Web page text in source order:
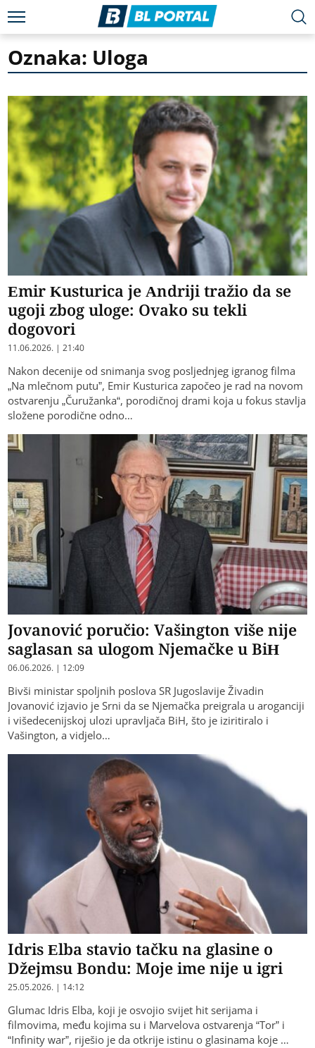
Oznaka: Uloga
Emir Kusturica je Andriji tražio da se
ugoji zbog uloge: Ovako su tekli
dogovori
11.06.2026. | 21:40
Nakon decenije od snimanja svog posljednjeg igranog filma
„Na mlečnom putu”, Emir Kusturica započeo je rad na novom
ostvarenju „Čuružanka“, porodičnoj drami koja u fokus stavlja
složene porodične odno…
Јovanović poručio: Vašington više nije
saglasan sa ulogom Njemačke u BiH
06.06.2026. | 12:09
Bivši ministar spoljnih poslova SR Јugoslavije Živadin
Јovanović izjavio je Srni da se Njemačka preigrala u aroganciji
i višedecenijskoj ulozi upravljača BiH, što je iziritiralo i
Vašington, a vidjelo…
Idris Elba stavio tačku na glasine o
Džejmsu Bondu: Moje ime nije u igri
25.05.2026. | 14:12
Glumac Idris Elba, koji je osvojio svijet hit serijama i
filmovima, među kojima su i Marvelova ostvarenja “Tor” i
“Infinity war”, riješio je da otkrije istinu o glasinama koje …